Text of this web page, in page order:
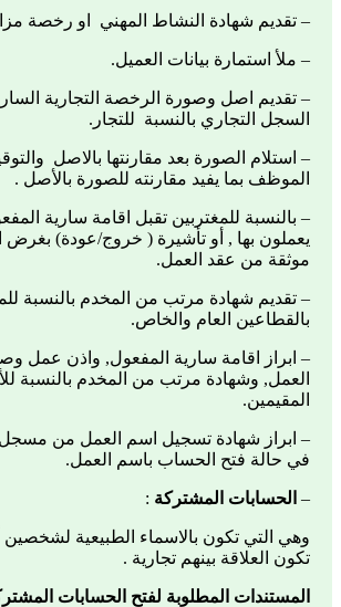
– تقديم شهادة النشاط المهني او رخصة
– ملأ استمارة بيانات العميل.
– تقديم اصل وصورة الرخصة التجارية
السجل التجاري بالنسبة للتجار.
– استلام الصورة بعد مقارنتها بالاصل
الموظف بما يفيد مقارنته للصورة بالأصل .
– بالنسبة للمغتربين تقبل اقامة سارية
يعملون بها , أو تأشيرة ( خروج/عودة) بغرض
موثقة من عقد العمل.
– تقديم شهادة مرتب من المخدم بالنسبة
بالقطاعين العام والخاص.
– ابراز اقامة سارية المفعول, واذن عمل
العمل, وشهادة مرتب من المخدم بالنسبة
المقيمين.
– ابراز شهادة تسجيل اسم العمل من مسجل
في حالة فتح الحساب باسم العمل.
– الحسابات المشتركة :
وهي التي تكون بالاسماء الطبيعية لشخصين
تكون العلاقة بينهم تجارية .
المستندات المطلوبة لفتح الحسابات